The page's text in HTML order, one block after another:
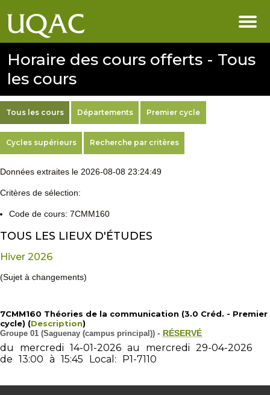
Horaire des cours offerts - Tous
les cours
Tous les cours Départements Premier cycle
Cycles supérieurs Recherche par critères
Données extraites le 2026-08-08 23:24:49
Critères de sélection:
Code de cours: 7CMM160
TOUS LES LIEUX D'ÉTUDES
Hiver 2026
(Sujet à changements)
7CMM160 Théories de la communication (3.0 Créd. - Premier
cycle) (Description)
Groupe 01 (Saguenay (campus principal)) - RÉSERVÉ
du mercredi 14-01-2026 au mercredi 29-04-2026
de 13:00 à 15:45 Local: P1-7110